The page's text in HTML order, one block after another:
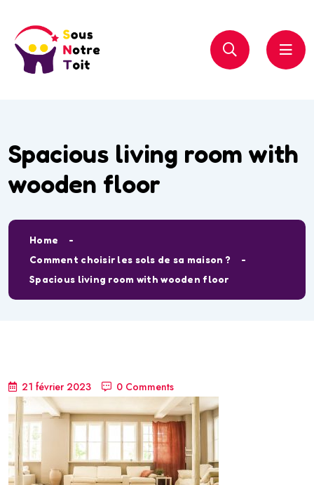
Spacious living room with
wooden floor
Home
Comment choisir les sols de sa maison ?
Spacious living room with wooden floor
21 février 2023 0 Comments